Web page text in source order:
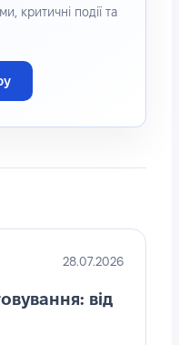
критичні події та
28.07.2026
від